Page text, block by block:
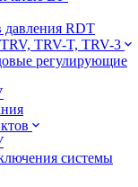
давления RDT
TRV-T, TRV-3
регулирующие
системы